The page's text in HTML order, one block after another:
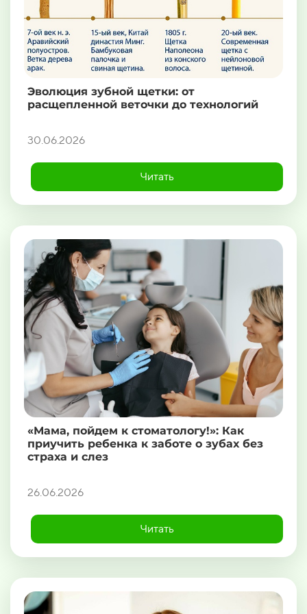
Эволюция зубной щетки: от
расщепленной веточки до технологий
30.06.2026
Читать
«Мама, пойдем к стоматологу!»: Как
приучить ребенка к заботе о зубах без
страха и слез
26.06.2026
Читать